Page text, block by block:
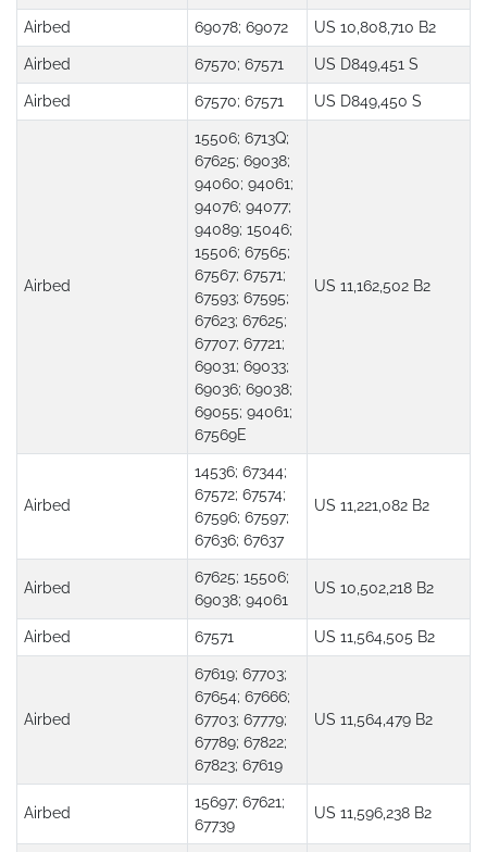
Airbed 69078; 69072 US 10,808,710 B2
Airbed 67570; 67571 US D849,451 S
Airbed 67570; 67571 US D849,450 S
Airbed
15506; 6713Q;
67625; 69038;
94060; 94061;
94076; 94077;
94089; 15046;
15506; 67565;
67567; 67571;
67593; 67595;
67623; 67625;
67707; 67721;
69031; 69033;
69036; 69038;
69055; 94061;
67569E
US 11,162,502 B2
Airbed
14536; 67344;
67572; 67574;
67596; 67597;
67636; 67637
US 11,221,082 B2
Airbed
67625; 15506;
69038; 94061
US 10,502,218 B2
Airbed 67571 US 11,564,505 B2
Airbed
67619; 67703;
67654; 67666;
67703; 67779;
67789; 67822;
67823; 67619
US 11,564,479 B2
Airbed
15697; 67621;
67739
US 11,596,238 B2